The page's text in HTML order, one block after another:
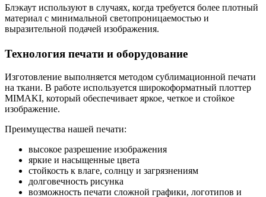
Блэкаут используют в случаях, когда требуется более плотный
материал с минимальной светопроницаемостью и
выразительной подачей изображения.
Технология печати и оборудование
Изготовление выполняется методом сублимационной печати
на ткани. В работе используется широкоформатный плоттер
MIMAKI, который обеспечивает яркое, четкое и стойкое
изображение.
Преимущества нашей печати:
высокое разрешение изображения
яркие и насыщенные цвета
стойкость к влаге, солнцу и загрязнениям
долговечность рисунка
возможность печати сложной графики, логотипов и